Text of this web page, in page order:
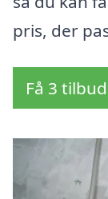
pris, der
Få 3